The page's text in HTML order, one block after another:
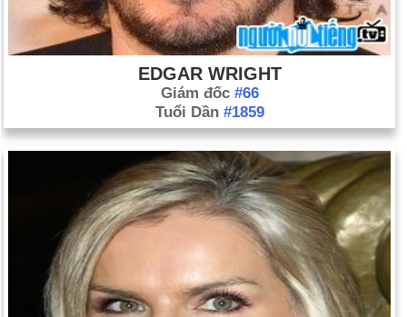
EDGAR WRIGHT
Giám đốc #66
Tuổi Dần #1859